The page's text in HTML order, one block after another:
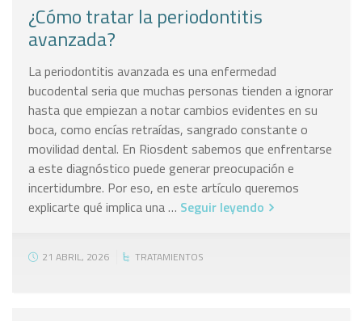
¿Cómo tratar la periodontitis
avanzada?
La periodontitis avanzada es una enfermedad
bucodental seria que muchas personas tienden a ignorar
hasta que empiezan a notar cambios evidentes en su
boca, como encías retraídas, sangrado constante o
movilidad dental. En Riosdent sabemos que enfrentarse
a este diagnóstico puede generar preocupación e
incertidumbre. Por eso, en este artículo queremos
explicarte qué implica una … Seguir leyendo
21 ABRIL, 2026 TRATAMIENTOS